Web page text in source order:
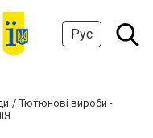
Рус
Тютюнові вироби -